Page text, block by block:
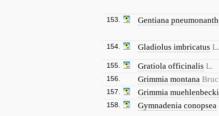
153. Gentiana
154. Gladiolus imbricatus L.
155. Gratiola officinalis L.
156. Grimmia montana
157. Grimmia
158. Gymnadenia conopsea